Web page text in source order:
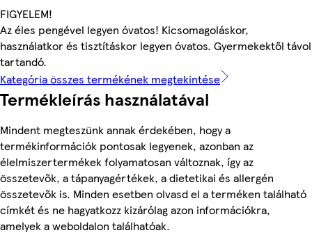
FIGYELEM!
Az éles pengével legyen óvatos! Kicsomagoláskor,
használatkor és tisztításkor legyen óvatos. Gyermekektől távol
tartandó.
Kategória összes termékének megtekintése
Termékleírás használatával
Mindent megteszünk annak érdekében, hogy a
termékinformációk pontosak legyenek, azonban az
élelmiszertermékek folyamatosan változnak, így az
összetevők, a tápanyagértékek, a dietetikai és allergén
összetevők is. Minden esetben olvasd el a terméken található
címkét és ne hagyatkozz kizárólag azon információkra,
amelyek a weboldalon találhatóak.